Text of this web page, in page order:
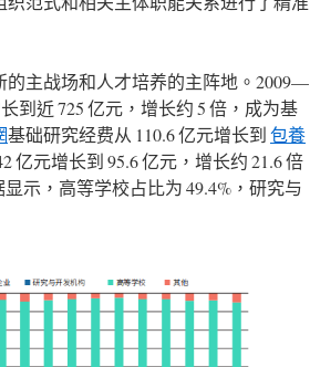
主战场和人才培养的主阵地。2009—
到近 725 亿元，增长约 5 倍，成为基
基础研究经费从 110.6 亿元增长到包養
亿元增长到 95.6 亿元，增长约 21.6 倍
示，高等学校占比为 49.4%，研究与